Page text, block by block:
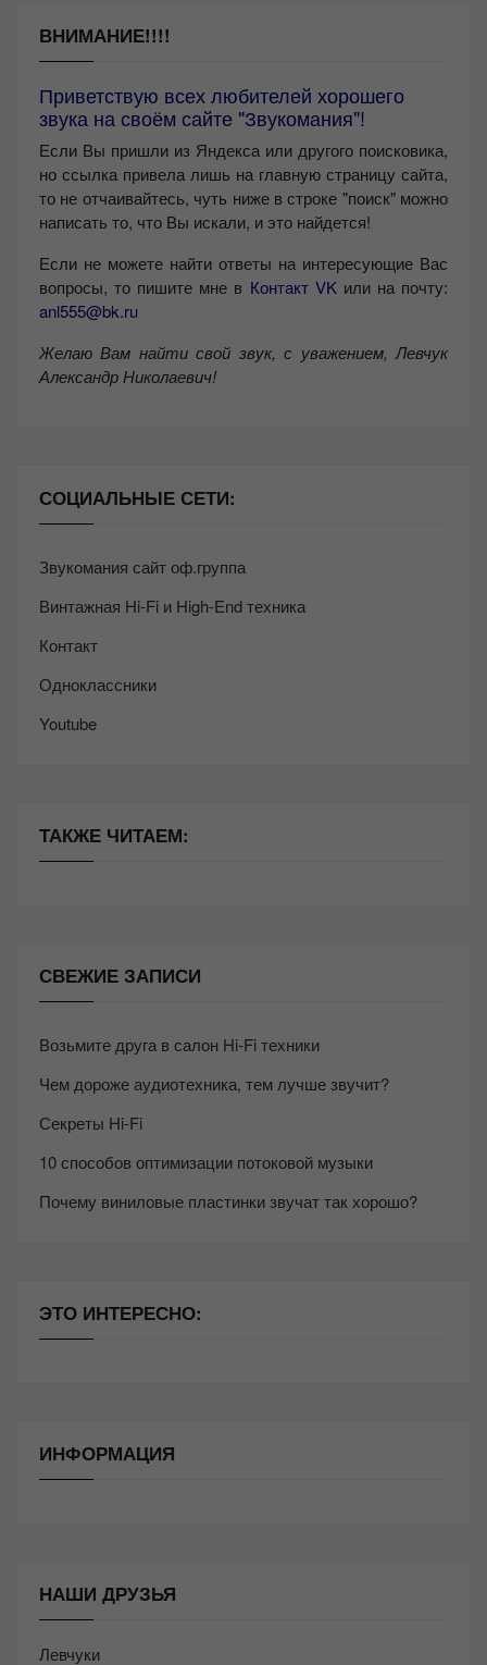
ВНИМАНИЕ!!!!
Приветствую всех любителей хорошего
звука на своём сайте "Звукомания"!
Если Вы пришли из Яндекса или другого поисковика,
но ссылка привела лишь на главную страницу сайта,
то не отчаивайтесь, чуть ниже в строке "поиск" можно
написать то, что Вы искали, и это найдется!
Если не можете найти ответы на интересующие Вас
вопросы, то пишите мне в Контакт VKили на почту:
anl555@bk.ru
Желаю Вам найти свой звук, с уважением, Левчук
Александр Николаевич!
СОЦИАЛЬНЫЕ СЕТИ:
Звукомания сайт оф.группа
Винтажная Hi-Fi и High-End техника
Контакт
Одноклассники
Youtube
ТАКЖЕ ЧИТАЕМ:
СВЕЖИЕ ЗАПИСИ
Возьмите друга в салон Hi-Fi техники
Чем дороже аудиотехника, тем лучше звучит?
Секреты Hi-Fi
10 способов оптимизации потоковой музыки
Почему виниловые пластинки звучат так хорошо?
ЭТО ИНТЕРЕСНО:
ИНФОРМАЦИЯ
НАШИ ДРУЗЬЯ
Левчуки